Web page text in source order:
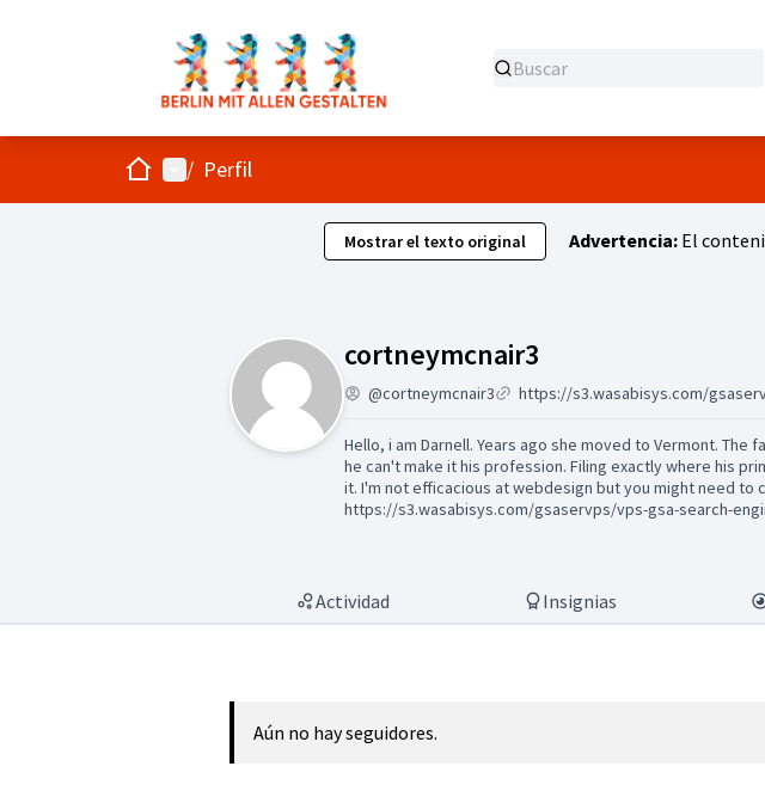
InicioMenú principal
/ Perfil
Mostrar el texto original Advertencia:El
cortneymcnair3
@cortneymcnair3
Hello, i am Darnell. Years ago she moved to Vermont.
he can't make it his profession. Filing exactly where his
it. I'm not efficacious at webdesign but you might need to
https://s3.wasabisys.com/gsaservps/vps-gsa-search-
Actividad Insignias
Aún no hay seguidores.